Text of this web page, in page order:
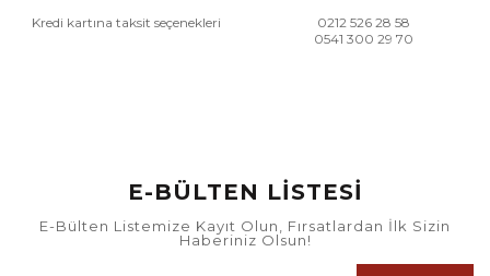
Kredi kartına taksit seçenekleri
0212 526 28 58
0541 300 29 70
E-BÜLTEN LİSTESİ
E-Bülten Listemize Kayıt Olun, Fırsatlardan İlk Sizin
Haberiniz Olsun!